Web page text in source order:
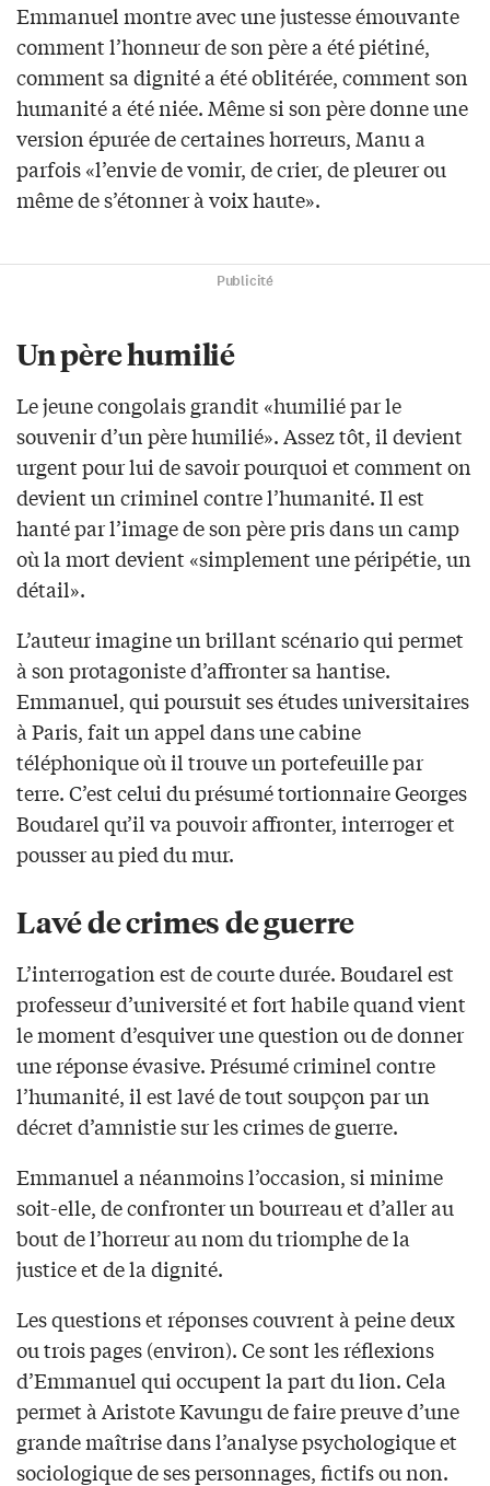
Emmanuel montre avec une justesse émouvante
comment l’honneur de son père a été piétiné,
comment sa dignité a été oblitérée, comment son
humanité a été niée. Même si son père donne une
version épurée de certaines horreurs, Manu a
parfois «l’envie de vomir, de crier, de pleurer ou
même de s’étonner à voix haute».
Publicité
Un père humilié
Le jeune congolais grandit «humilié par le
souvenir d’un père humilié». Assez tôt, il devient
urgent pour lui de savoir pourquoi et comment on
devient un criminel contre l’humanité. Il est
hanté par l’image de son père pris dans un camp
où la mort devient «simplement une péripétie, un
détail».
L’auteur imagine un brillant scénario qui permet
à son protagoniste d’affronter sa hantise.
Emmanuel, qui poursuit ses études universitaires
à Paris, fait un appel dans une cabine
téléphonique où il trouve un portefeuille par
terre. C’est celui du présumé tortionnaire Georges
Boudarel qu’il va pouvoir affronter, interroger et
pousser au pied du mur.
Lavé de crimes de guerre
L’interrogation est de courte durée. Boudarel est
professeur d’université et fort habile quand vient
le moment d’esquiver une question ou de donner
une réponse évasive. Présumé criminel contre
l’humanité, il est lavé de tout soupçon par un
décret d’amnistie sur les crimes de guerre.
Emmanuel a néanmoins l’occasion, si minime
soit-elle, de confronter un bourreau et d’aller au
bout de l’horreur au nom du triomphe de la
justice et de la dignité.
Les questions et réponses couvrent à peine deux
ou trois pages (environ). Ce sont les réflexions
d’Emmanuel qui occupent la part du lion. Cela
permet à Aristote Kavungu de faire preuve d’une
grande maîtrise dans l’analyse psychologique et
sociologique de ses personnages, fictifs ou non.